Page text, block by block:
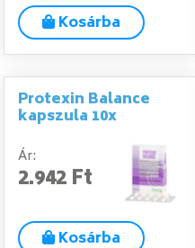
Kosárba
Protexin Balance
kapszula 10x
Ár:
2.942 Ft
Kosárba